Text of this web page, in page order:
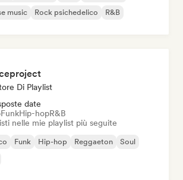
music Rock psichedelico R&B
Di Playlist
date
FunkHip-hopR&B
nelle mie playlist più seguite
Funk Hip-hop Reggaeton
Soul